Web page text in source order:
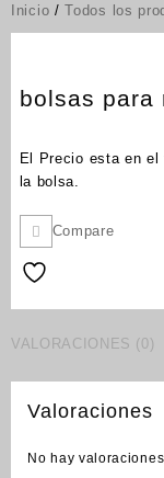
Inicio /Todos los
bolsas para
El Precio esta en el
la bolsa.
Compare
VALORACIONES (0)
Valoraciones
No hay valoraciones